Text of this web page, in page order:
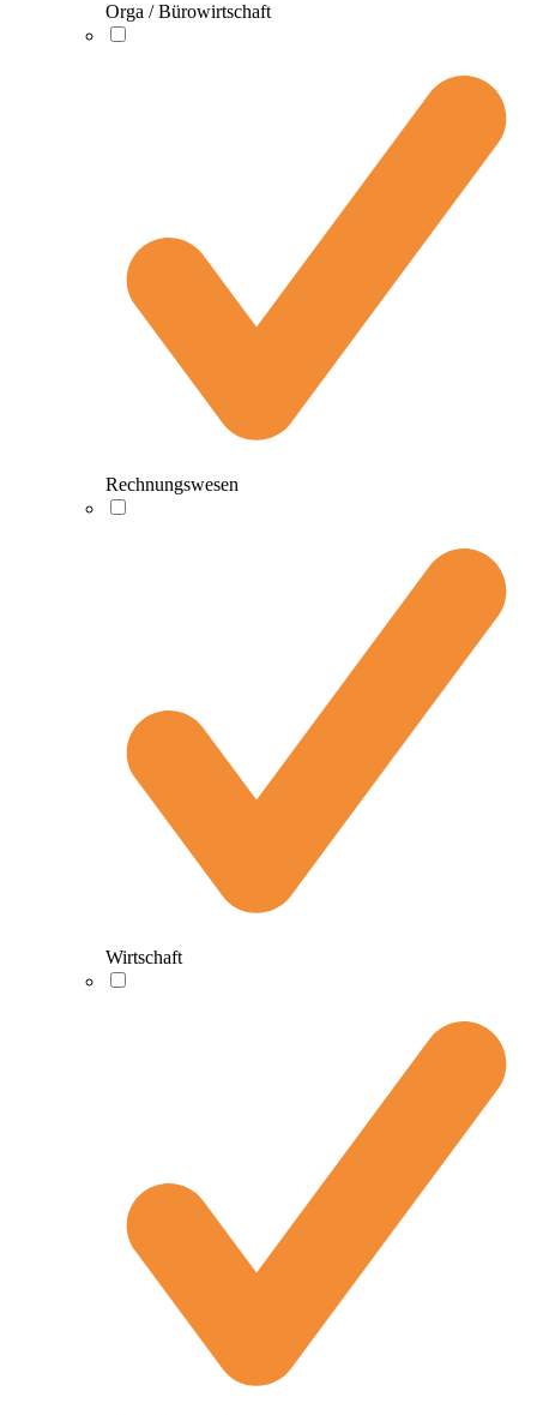
Orga / Bürowirtschaft
Rechnungswesen
Wirtschaft